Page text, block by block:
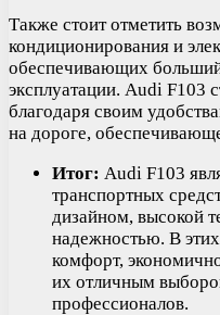
Также стоит отметить
кондиционирования и
обеспечивающих
эксплуатации. Audi F103
благодаря своим
на дороге,
Итог: Audi F103
транспортных
дизайном, высокой
надежностью. В
комфорт,
их отличным
профессионалов.